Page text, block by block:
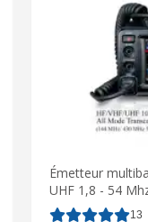
Émetteur
UHF 1,8 - 54
13